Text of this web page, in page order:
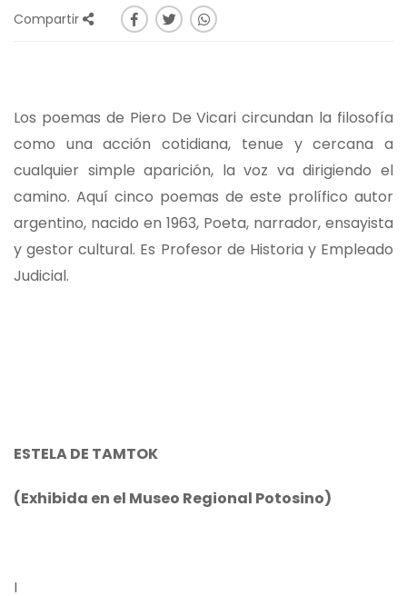
Compartir
Los poemas de Piero De Vicari circundan la filosofía
como una acción cotidiana, tenue y cercana a
cualquier simple aparición, la voz va dirigiendo el
camino. Aquí cinco poemas de este prolífico autor
argentino, nacido en 1963, Poeta, narrador, ensayista
y gestor cultural. Es Profesor de Historia y Empleado
Judicial.
ESTELA DE TAMTOK
(Exhibida en el Museo Regional Potosino)
I